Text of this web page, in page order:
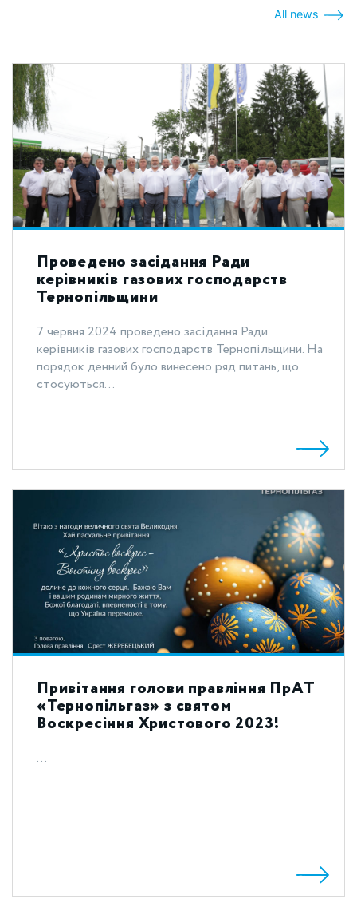
All news
Проведено засідання Ради
керівників газових господарств
Тернопільщини
7 червня 2024 проведено засідання Ради
керівників газових господарств Тернопільщини. На
порядок денний було винесено ряд питань, що
стосуються...
Привітання голови правління ПрАТ
«Тернопільгаз» з святом
Воскресіння Христового 2023!
...